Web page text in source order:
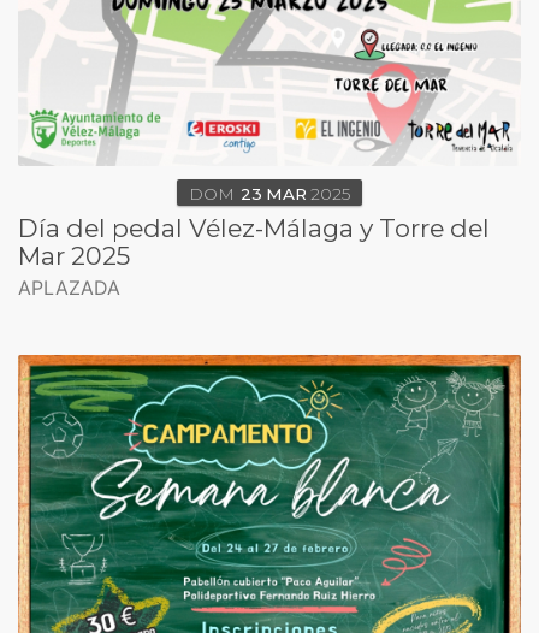
DOM 23 MAR 2025
Día del pedal Vélez-Málaga y Torre del
Mar 2025
APLAZADA